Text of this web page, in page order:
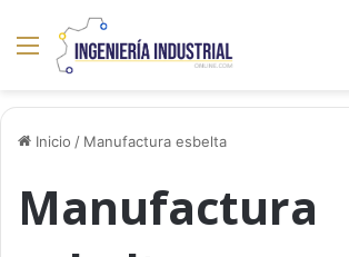
Menú
Inicio / Manufactura esbelta
Manufactura